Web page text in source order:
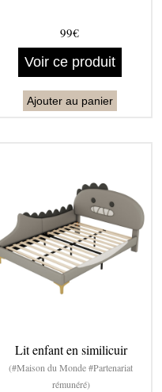
99€
Voir ce produit
Ajouter au panier
Lit enfant en similicuir
(#Maison du Monde #Partenariat
rémunéré)